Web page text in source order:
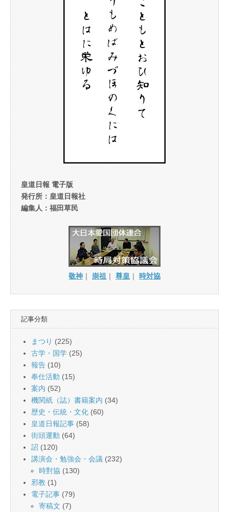
皇道日報 電子版
発行所：皇道日報社
編集人：福田草民
敬神 ｜ 崇祖 ｜ 尊皇 ｜ 時対協
記事分類
まつり (225)
古学・国学 (25)
報告 (10)
奉仕活動 (15)
案内 (52)
機関紙（誌）書籍案内 (34)
歴史・伝統・文化 (60)
皇道日報記事 (58)
街頭運動 (64)
詔 (120)
講演会・勉強会・会議 (232)
時對協 (130)
邪教 (1)
電子記事 (79)
寄稿文 (7)